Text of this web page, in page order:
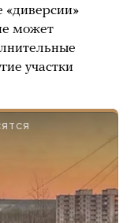
«диверсии»
может
участки